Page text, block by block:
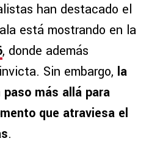
han destacado el
está mostrando en la
, donde además
Sin embargo, la
más allá para
que atraviesa el
.